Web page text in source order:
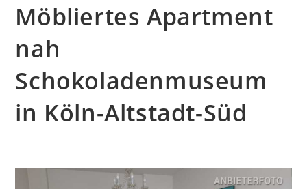
Möbliertes Apartment
nah
Schokoladenmuseum
in Köln-Altstadt-Süd